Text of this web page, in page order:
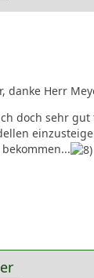
danke Herr
doch sehr